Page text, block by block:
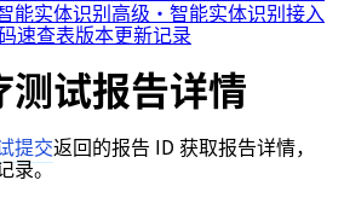
能实体识别高级·智能实体识别接入
速查表版本更新记录
试报告详情
提交返回的报告 ID 获取报告详情，
录。